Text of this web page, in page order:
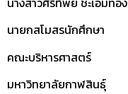
นายกสโมสรนักศึกษา
คณะบริหารศาสตร์
มหาวิทยาลัยกาฬสินธุ์